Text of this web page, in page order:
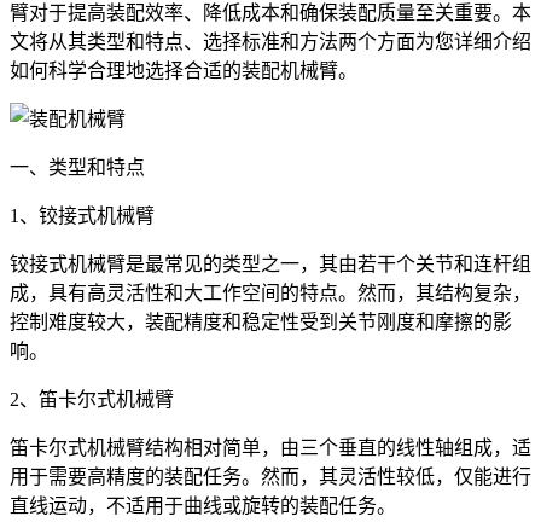
臂对于提高装配效率、降低成本和确保装配质量至关重要。本
文将从其类型和特点、选择标准和方法两个方面为您详细介绍
如何科学合理地选择合适的装配机械臂。
一、类型和特点
1、铰接式机械臂
铰接式机械臂是最常见的类型之一，其由若干个关节和连杆组
成，具有高灵活性和大工作空间的特点。然而，其结构复杂，
控制难度较大，装配精度和稳定性受到关节刚度和摩擦的影
响。
2、笛卡尔式机械臂
笛卡尔式机械臂结构相对简单，由三个垂直的线性轴组成，适
用于需要高精度的装配任务。然而，其灵活性较低，仅能进行
直线运动，不适用于曲线或旋转的装配任务。